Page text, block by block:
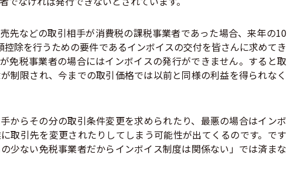
先などの取引相手が消費税の課税事業者であった場合、来年の10
控除を行うための要件であるインボイスの交付を皆さんに求めてき
免税事業者の場合にはインボイスの発行ができません。すると取
制限され、今までの取引価格では以前と同様の利益を得られなく
からその分の取引条件変更を求められたり、最悪の場合はインボ
取引先を変更されたりしてしまう可能性が出てくるのです。です
少ない免税事業者だからインボイス制度は関係ない」では済まな